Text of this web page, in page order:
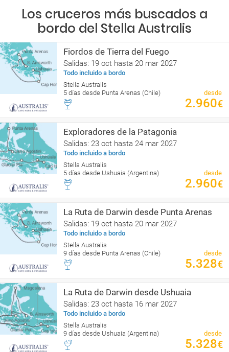
Los cruceros más buscados a
bordo del Stella Australis
Fiordos de Tierra del Fuego
Salidas: 19 oct hasta 20 mar 2027
Todo incluido a bordo
Stella Australis
5 días desde Punta Arenas (Chile)
desde
2.960€
Exploradores de la Patagonia
Salidas: 23 oct hasta 24 mar 2027
Todo incluido a bordo
Stella Australis
5 días desde Ushuaia (Argentina)
desde
2.960€
La Ruta de Darwin desde Punta Arenas
Salidas: 19 oct hasta 20 mar 2027
Todo incluido a bordo
Stella Australis
9 días desde Punta Arenas (Chile)
desde
5.328€
La Ruta de Darwin desde Ushuaia
Salidas: 23 oct hasta 16 mar 2027
Todo incluido a bordo
Stella Australis
9 días desde Ushuaia (Argentina)
desde
5.328€